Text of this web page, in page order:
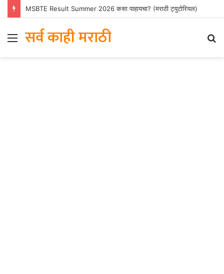
MSBTE Result Summer 2026 कसा पाहायचा? (मराठी ट्युटोरियल)
Menu
सर्व काही मराठी